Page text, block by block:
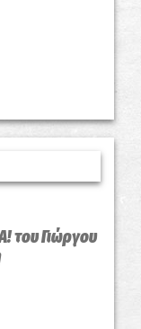
του Γιώργου